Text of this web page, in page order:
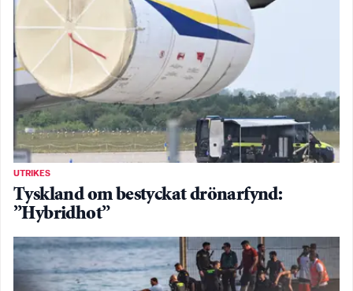
UTRIKES
Tyskland om bestyckat drönarfynd:
”Hybridhot”